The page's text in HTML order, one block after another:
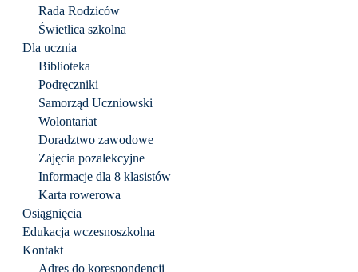
Rada Rodziców
Świetlica szkolna
Dla ucznia
Biblioteka
Podręczniki
Samorząd Uczniowski
Wolontariat
Doradztwo zawodowe
Zajęcia pozalekcyjne
Informacje dla 8 klasistów
Karta rowerowa
Osiągnięcia
Edukacja wczesnoszkolna
Kontakt
Adres do korespondencji